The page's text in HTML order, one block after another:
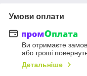
Умови оплати
Ви отримаєте
або гроші
Детальніше